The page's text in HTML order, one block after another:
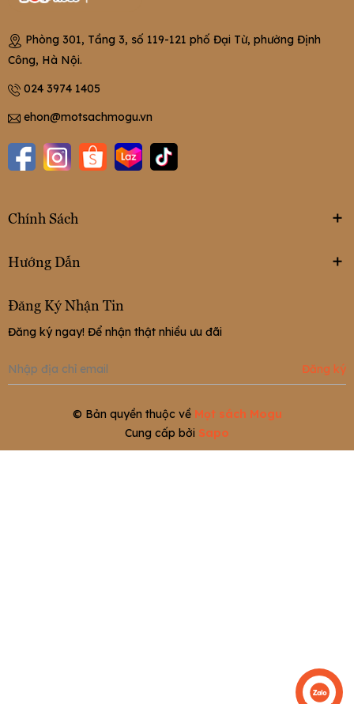
Phòng 301, Tầng 3, số 119-121 phố Đại Từ, phường Định
Công, Hà Nội.
024 3974 1405
ehon@motsachmogu.vn
Chính Sách
Hướng Dẫn
Đăng Ký Nhận Tin
Đăng ký ngay! Để nhận thật nhiều ưu đãi
Đăng ký
© Bản quyền thuộc về Mọt sách Mogu
Cung cấp bởi Sapo
Liên hệ